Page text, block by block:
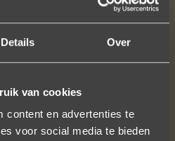
Details Over
van cookies
content en advertenties te
voor social media te bieden